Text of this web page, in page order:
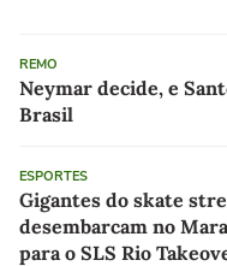
REMO
Neymar decide, e
Brasil
ESPORTES
Gigantes do skate
desembarcam no
para o SLS Rio